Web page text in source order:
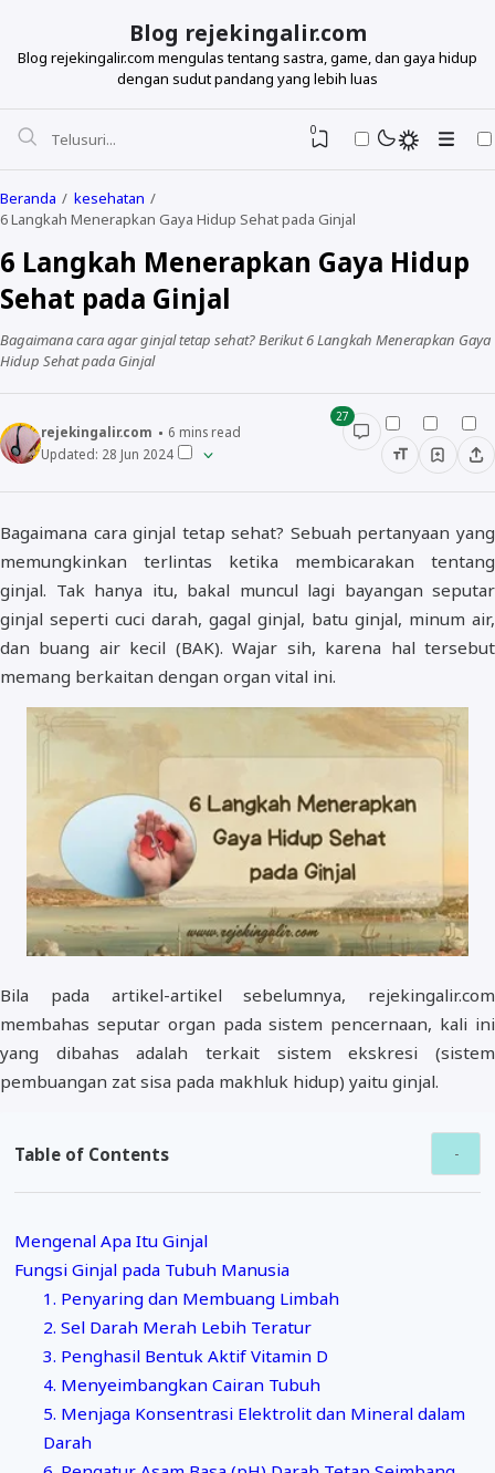
Blog rejekingalir.com
Blog rejekingalir.com mengulas tentang sastra, game, dan gaya hidup
dengan sudut pandang yang lebih luas
0
Beranda
kesehatan
6 Langkah Menerapkan Gaya Hidup Sehat pada Ginjal
6 Langkah Menerapkan Gaya Hidup
Sehat pada Ginjal
Bagaimana cara agar ginjal tetap sehat? Berikut 6 Langkah Menerapkan Gaya
Hidup Sehat pada Ginjal
rejekingalir.com 6 mins read
Updated: 28 Jun 2024
27
Bagaimana cara ginjal tetap sehat? Sebuah pertanyaan yang
memungkinkan terlintas ketika membicarakan tentang
ginjal. Tak hanya itu, bakal muncul lagi bayangan seputar
ginjal seperti cuci darah, gagal ginjal, batu ginjal, minum air,
dan buang air kecil (BAK). Wajar sih, karena hal tersebut
memang berkaitan dengan organ vital ini.
Bila pada artikel-artikel sebelumnya, rejekingalir.com
membahas seputar organ pada sistem pencernaan, kali ini
yang dibahas adalah terkait sistem ekskresi (sistem
pembuangan zat sisa pada makhluk hidup) yaitu ginjal.
Table of Contents
Mengenal Apa Itu Ginjal
Fungsi Ginjal pada Tubuh Manusia
1. Penyaring dan Membuang Limbah
2. Sel Darah Merah Lebih Teratur
3. Penghasil Bentuk Aktif Vitamin D
4. Menyeimbangkan Cairan Tubuh
5. Menjaga Konsentrasi Elektrolit dan Mineral dalam
Darah